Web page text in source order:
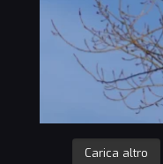
Carica altro